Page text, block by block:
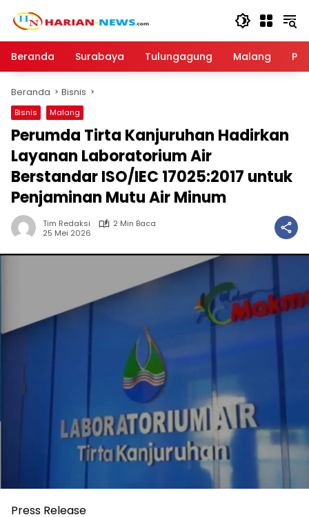
Beranda
Surabaya Tulungagung Malang
Beranda Bisnis
Bisnis Malang
Perumda Tirta Kanjuruhan Hadirkan
Layanan Laboratorium Air
Berstandar ISO/IEC 17025:2017 untuk
Penjaminan Mutu Air Minum
Tim Redaksi
2 Min Baca
25 Mei 2026
Press Release